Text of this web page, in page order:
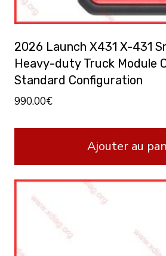
page
du
produit
2026 Launch X431 X-431
Heavy-duty Truck Module
Standard Configuration
990.00€
Ajouter au